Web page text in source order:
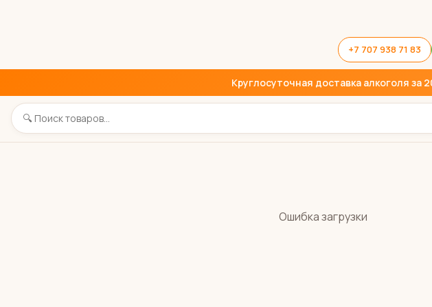
+7 707 938 71 83
Круглосуточная доставка алкоголя за
Ошибка загрузки